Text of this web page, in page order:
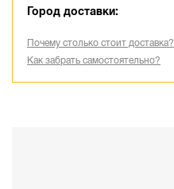
Город доставки:
Почему столько стоит доставка?
Как забрать самостоятельно?